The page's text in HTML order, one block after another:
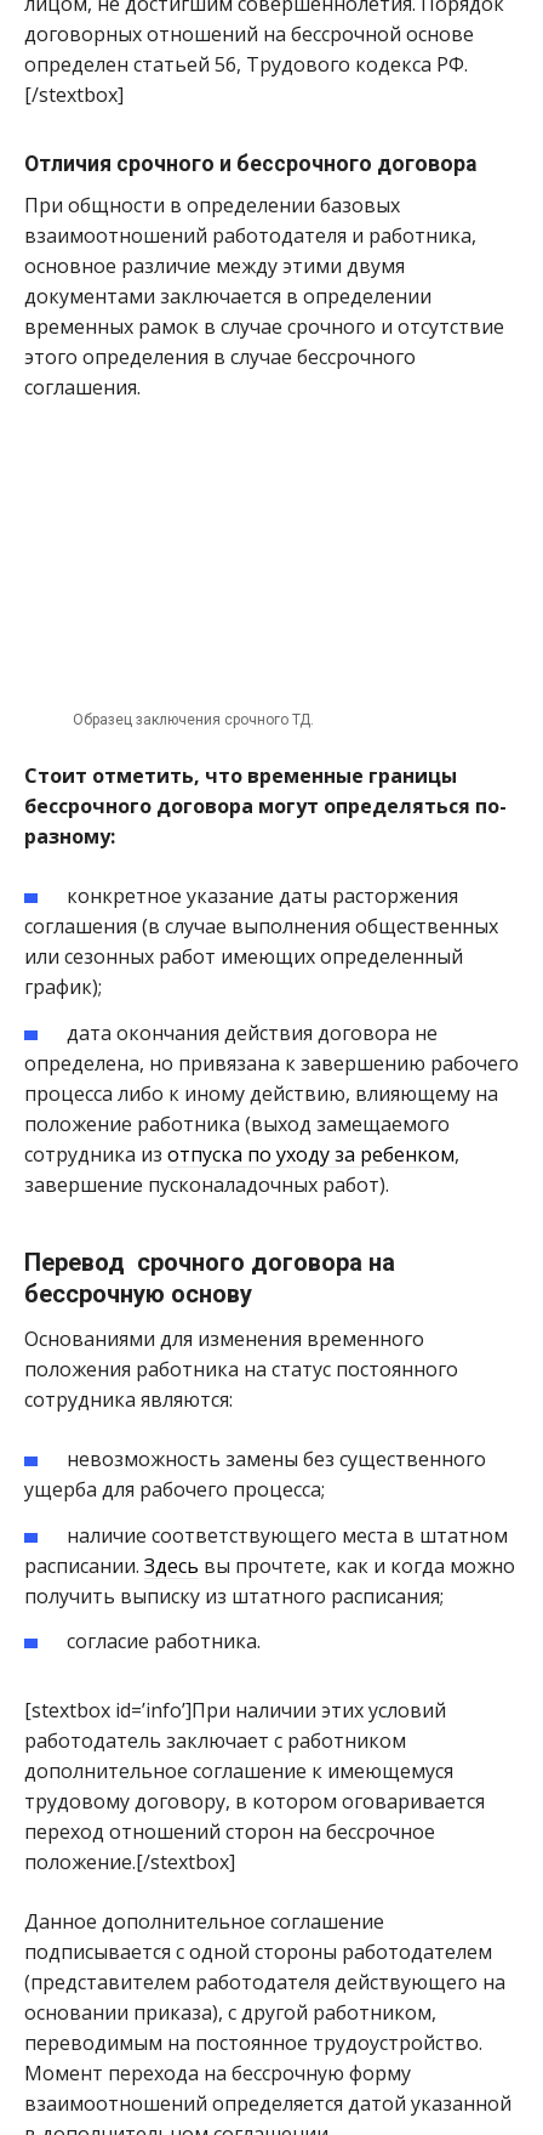
договорных отношений на бессрочной основе
определен статьей 56, Трудового кодекса РФ.
[/stextbox]
Отличия срочного и бессрочного договора
При общности в определении базовых
взаимоотношений работодателя и работника,
основное различие между этими двумя
документами заключается в определении
временных рамок в случае срочного и отсутствие
этого определения в случае бессрочного
соглашения.
Образец заключения срочного ТД.
Стоит отметить, что временные границы
бессрочного договора могут определяться по-
разному:
конкретное указание даты расторжения
соглашения (в случае выполнения общественных
или сезонных работ имеющих определенный
график);
дата окончания действия договора не
определена, но привязана к завершению рабочего
процесса либо к иному действию, влияющему на
положение работника (выход замещаемого
сотрудника из отпуска по уходу за ребенком,
завершение пусконаладочных работ).
Перевод срочного договора на
бессрочную основу
Основаниями для изменения временного
положения работника на статус постоянного
сотрудника являются:
невозможность замены без существенного
ущерба для рабочего процесса;
наличие соответствующего места в штатном
расписании. Здесь вы прочтете, как и когда можно
получить выписку из штатного расписания;
согласие работника.
[stextbox id=’info’]При наличии этих условий
работодатель заключает с работником
дополнительное соглашение к имеющемуся
трудовому договору, в котором оговаривается
переход отношений сторон на бессрочное
положение.[/stextbox]
Данное дополнительное соглашение
подписывается с одной стороны работодателем
(представителем работодателя действующего на
основании приказа), с другой работником,
переводимым на постоянное трудоустройство.
Момент перехода на бессрочную форму
взаимоотношений определяется датой указанной